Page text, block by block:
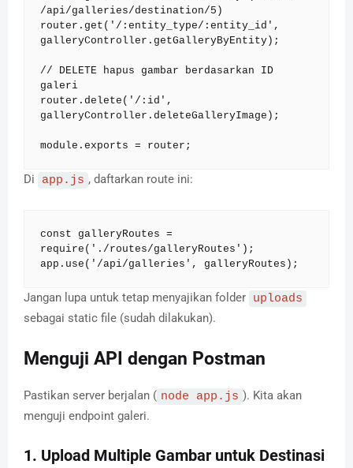
/api/galleries/destination/5)
router.get('/:entity_type/:entity_id',
galleryController.getGalleryByEntity);
// DELETE hapus gambar berdasarkan ID
galeri
router.delete('/:id',
galleryController.deleteGalleryImage);
module.exports = router;
Di app.js , daftarkan route ini:
const galleryRoutes =
require('./routes/galleryRoutes');
app.use('/api/galleries', galleryRoutes);
Jangan lupa untuk tetap menyajikan folder uploads
sebagai static file (sudah dilakukan).
Menguji API dengan Postman
Pastikan server berjalan ( node app.js ). Kita akan
menguji endpoint galeri.
1. Upload Multiple Gambar untuk Destinasi